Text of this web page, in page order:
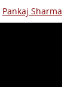
Pankaj Sharma